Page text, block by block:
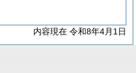
内容現在 令和8年4月1日